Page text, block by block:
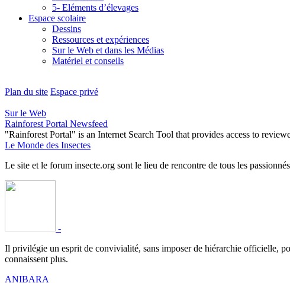
5- Eléments d’élevages
Espace scolaire
Dessins
Ressources et expériences
Sur le Web et dans les Médias
Matériel et conseils
Plan du site Espace privé
Sur le Web
Rainforest Portal Newsfeed
"Rainforest Portal" is an Internet Search Tool that provides access to
Le Monde des Insectes
Le site et le forum insecte.org sont le lieu de rencontre de tous les
-
Il privilégie un esprit de convivialité, sans imposer de hiérarchie officielle,
connaissent plus.
ANIBARA